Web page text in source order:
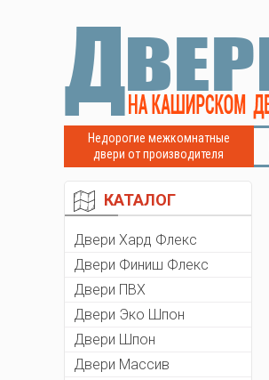
Недорогие межкомнатные
двери от производителя
КАТАЛОГ
Двери Хард Флекс
Двери Финиш Флекс
Двери ПВХ
Двери Эко Шпон
Двери Шпон
Двери Массив